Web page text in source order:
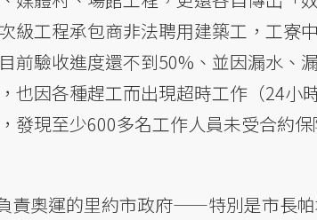
級工程承包商非法聘用建築工，工寮
前驗收進度還不到50%、並因漏水、
也因各種趕工而出現超時工作（24小
發現至少600多名工作人員未受合約保
責奧運的里約市政府——特別是市長